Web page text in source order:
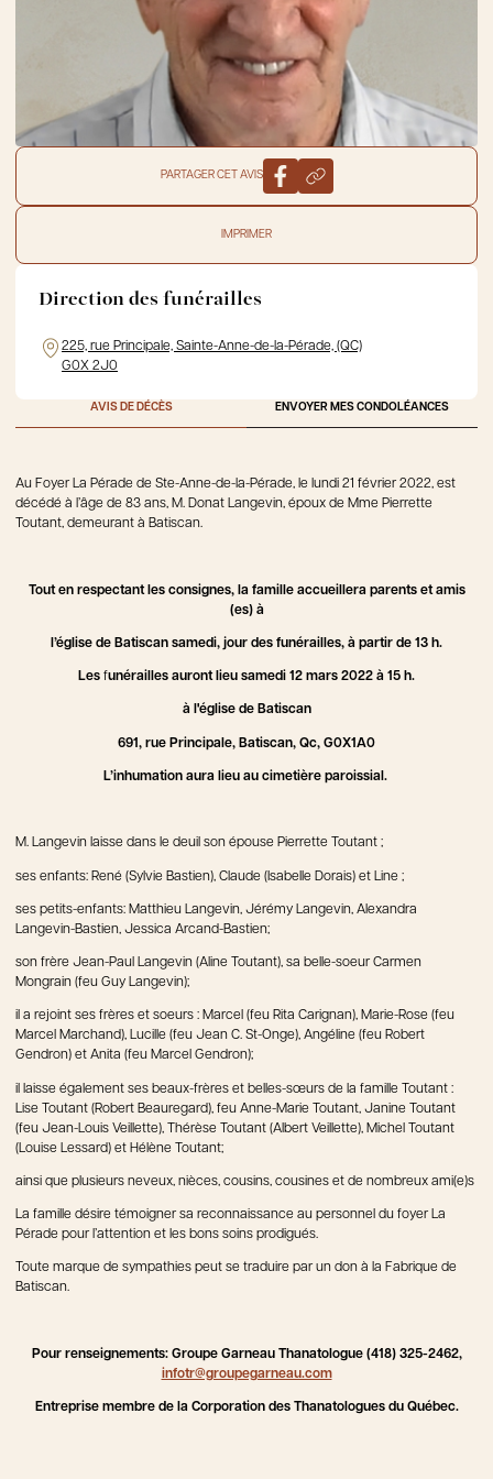
PARTAGER CET AVIS
IMPRIMER
Direction des funérailles
225, rue Principale, Sainte-Anne-de-la-Pérade, (QC)
G0X 2J0
AVIS DE DÉCÈS ENVOYER MES CONDOLÉANCES
Au Foyer La Pérade de Ste-Anne-de-la-Pérade, le lundi 21 février 2022, est
décédé à l’âge de 83 ans, M. Donat Langevin, époux de Mme Pierrette
Toutant, demeurant à Batiscan.
Tout en respectant les consignes, la famille accueillera parents et amis
(es) à
l’église de Batiscan samedi, jour des funérailles, à partir de 13 h.
Les funérailles auront lieu samedi 12 mars 2022 à 15 h.
à l'église de Batiscan
691, rue Principale, Batiscan, Qc, G0X1A0
L’inhumation aura lieu au cimetière paroissial.
M. Langevin laisse dans le deuil son épouse Pierrette Toutant ;
ses enfants: René (Sylvie Bastien), Claude (Isabelle Dorais) et Line ;
ses petits-enfants: Matthieu Langevin, Jérémy Langevin, Alexandra
Langevin-Bastien, Jessica Arcand-Bastien;
son frère Jean-Paul Langevin (Aline Toutant), sa belle-soeur Carmen
Mongrain (feu Guy Langevin);
il a rejoint ses frères et soeurs : Marcel (feu Rita Carignan), Marie-Rose (feu
Marcel Marchand), Lucille (feu Jean C. St-Onge), Angéline (feu Robert
Gendron) et Anita (feu Marcel Gendron);
il laisse également ses beaux-frères et belles-sœurs de la famille Toutant :
Lise Toutant (Robert Beauregard), feu Anne-Marie Toutant, Janine Toutant
(feu Jean-Louis Veillette), Thérèse Toutant (Albert Veillette), Michel Toutant
(Louise Lessard) et Hélène Toutant;
ainsi que plusieurs neveux, nièces, cousins, cousines et de nombreux ami(e)s
La famille désire témoigner sa reconnaissance au personnel du foyer La
Pérade pour l’attention et les bons soins prodigués.
Toute marque de sympathies peut se traduire par un don à la Fabrique de
Batiscan.
Pour renseignements: Groupe Garneau Thanatologue (418) 325-2462,
infotr@groupegarneau.com
Entreprise membre de la Corporation des Thanatologues du Québec.